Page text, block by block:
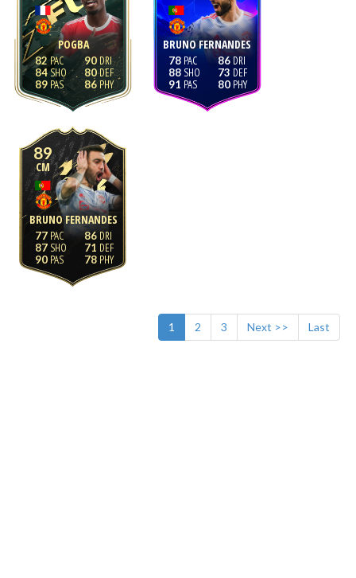
POGBA
82
84
89
90
80
86
BRUNO FERNANDES
78
88
91
86
73
80
89
CM
BRUNO FERNANDES
77
87
90
86
71
78
1 2 3 Next >> Last